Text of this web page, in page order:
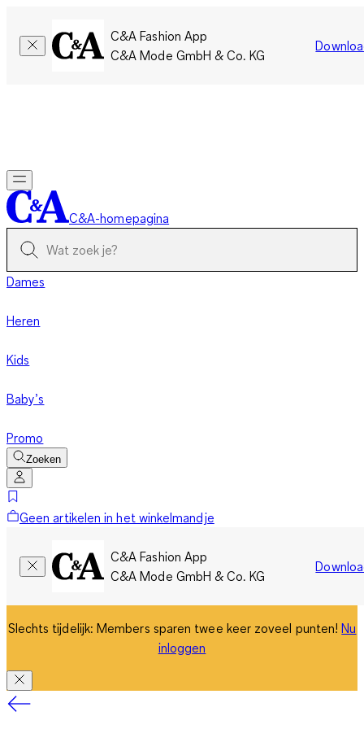
C&A Fashion App
C&A Mode GmbH & Co. KG
C&A-homepagina
Dames
Heren
Kids
Baby’s
Promo
Zoeken
Geen artikelen in het winkelmandje
C&A Fashion App
C&A Mode GmbH & Co. KG
Slechts tijdelijk: Members sparen twee keer zoveel punten!Nu
inloggen